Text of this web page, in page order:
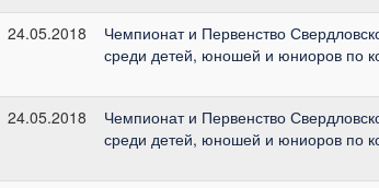
24.05.2018
Чемпионат и Первенство
среди детей, юношей и юниоров по
24.05.2018
Чемпионат и Первенство
среди детей, юношей и юниоров по